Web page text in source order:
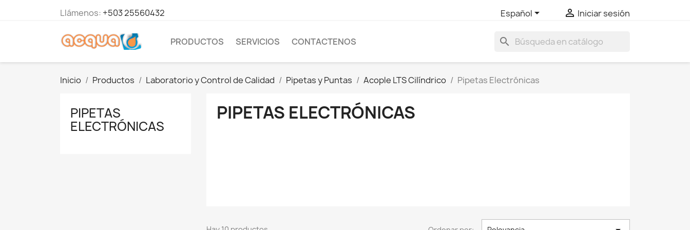
Llámenos: +503 25560432 Español  Iniciar sesión
PRODUCTOS SERVICIOS CONTACTENOS search
Inicio Productos Laboratorio y Control de Calidad Pipetas y Puntas Acople LTS Cilíndrico Pipetas Electrónicas
PIPETAS
ELECTRÓNICAS
PIPETAS ELECTRÓNICAS